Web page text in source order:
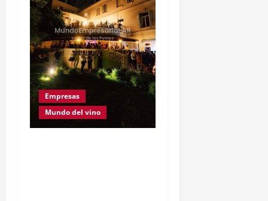
Empresas
Mundo del vino